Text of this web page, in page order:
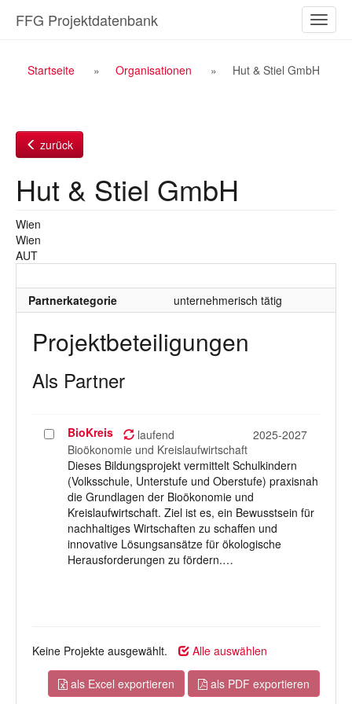
Inhalt
ein-/
FFG Projektdatenbank
Breadcrumb
Startseite Organisationen Hut & Stiel GmbH
zurück
Hut & Stiel GmbH
Wien
Wien
AUT
Partnerkategorie unternehmerisch tätig
Projektbeteiligungen
Als Partner
Projekt
auswählen
BioKreis laufend
2025-2027
Bioökonomie und Kreislaufwirtschaft
Dieses Bildungsprojekt vermittelt Schulkindern
(Volksschule, Unterstufe und Oberstufe) praxisnah
die Grundlagen der Bioökonomie und
Kreislaufwirtschaft. Ziel ist es, ein Bewusstsein für
nachhaltiges Wirtschaften zu schaffen und
innovative Lösungsansätze für ökologische
Herausforderungen zu fördern.…
Keine Projekte ausgewählt. Alle auswählen
als Excel exportieren als PDF exportieren